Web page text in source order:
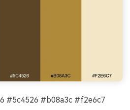
#5c4526 #b08a3c #f2e6c7